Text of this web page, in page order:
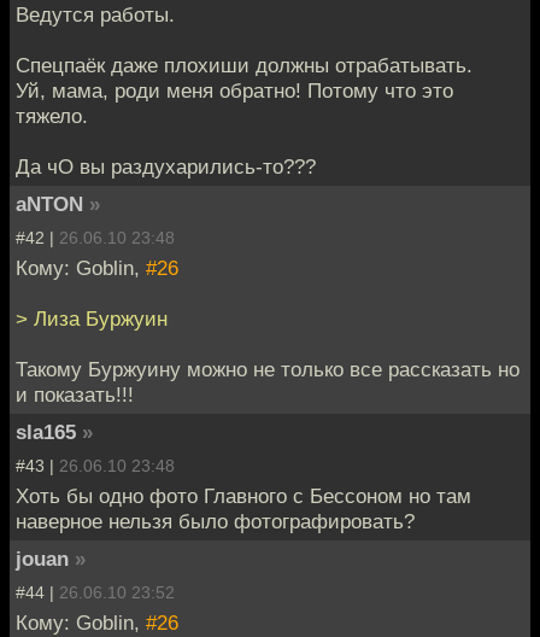
Ведутся работы.
Спецпаёк даже плохиши должны отрабатывать.
Уй, мама, роди меня обратно! Потому что это
тяжело.
Да чО вы раздухарились-то???
aNTON »
#42 | 26.06.10 23:48
Кому: Goblin, #26
> Лиза Буржуин
Такому Буржуину можно не только все рассказать но
и показать!!!
sla165 »
#43 | 26.06.10 23:48
Хоть бы одно фото Главного с Бессоном но там
наверное нельзя было фотографировать?
jouan »
#44 | 26.06.10 23:52
Кому: Goblin, #26